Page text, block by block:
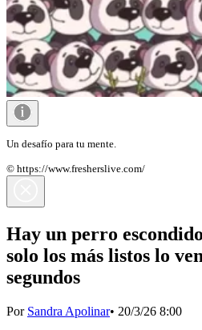
Un desafío para tu mente.
© https://www.fresherslive.com/
Hay un perro
solo los más listos lo
segundos
Por Sandra Apolinar• 20/3/26 8:00